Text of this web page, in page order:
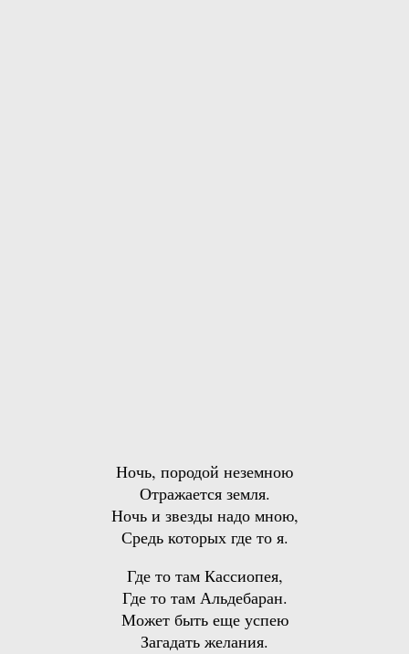
Ночь, породой неземною
Отражается земля.
Ночь и звезды надо мною,
Средь которых где то я.
Где то там Кассиопея,
Где то там Альдебаран.
Может быть еще успею
Загадать желания.